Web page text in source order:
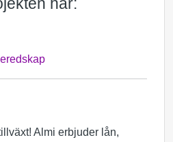
Almi erbjuder lån,